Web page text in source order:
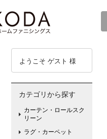
ようこそ ゲスト 様
カテゴリから探す
カーテン・ロールスク
リーン
ラグ・カーペット